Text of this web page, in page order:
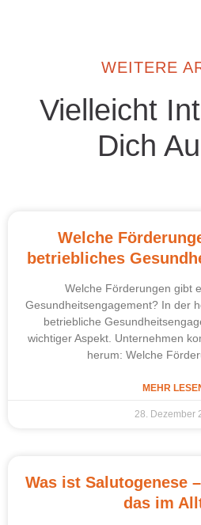
WEITERE
Vielleicht
Dich
Welche
betriebliches
Welche Förderungen gibt
Gesundheitsengagement? In der
betriebliche
wichtiger Aspekt. Unternehmen
herum: Welche
MEHR
28. Dezember
Was ist Salutogenese
das im